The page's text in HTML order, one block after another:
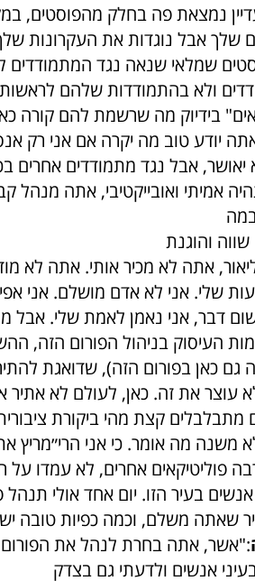
נמצאת פה בחלק מהפוסטים,
שלך אבל נוגדות את העקרונות
שמלאי שנאה נגד המתמודדים
בידיוק מה שרשמת להם קורה
יודע טוב מה יקרה אם אני רק
אמיתי ואובייקטיבי, אתה מנהל
אתה לא מכיר אותי. אתה לא
שלי. אני לא אדם מושלם. אני
דבר, אני נאמן לאמת שלי.
העיסוק בניהול הפורום הזה,
גם כאן בפורום הזה), שדואגת
עוצר את זה. כאן, לעולם לא
קצת מהי ביקורת
משנה מה אומר. כי אני הרי״מריץ
פוליטיקאים אחרים, לא עמדו
שאתה משלם, וכמה כפיות טובה
:"אשר, אתה בחרת לנהל את